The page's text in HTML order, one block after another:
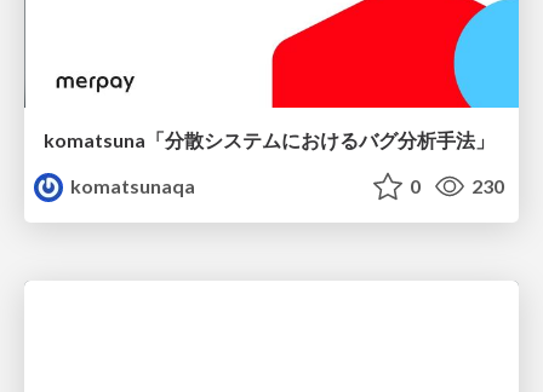
komatsuna「分散システムにおけるバグ分析手法」
komatsunaqa
0 230